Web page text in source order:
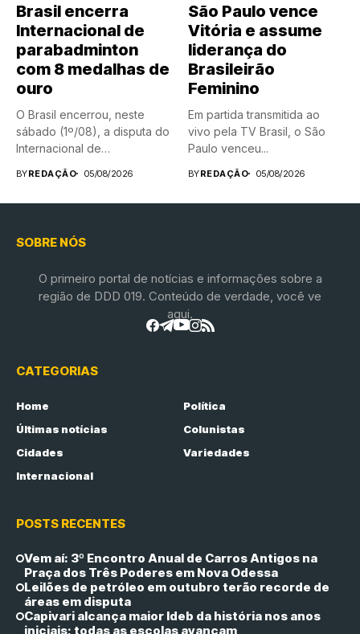
Brasil encerra
Internacional de
parabadminton
com 8 medalhas de
ouro
O Brasil encerrou, neste
sábado (1º/08), a disputa do
Internacional de
BYREDAÇÃO 05/08/2026
São Paulo vence
Vitória e assume
liderança do
Brasileirão
Feminino
Em partida transmitida ao
vivo pela TV Brasil, o São
Paulo venceu...
BYREDAÇÃO 05/08/2026
SOBRE NÓS
O primeiro portal de notícias e informações sobre a
região de DDD 019. Conteúdo de verdade, você ve
aqui.
CATEGORIAS
Home
Política
Últimas notícias
Colunistas
Cidades
Variedades
Internacional
POSTS RECENTES
Vem aí: 3º Encontro Anual de Carros Antigos na
Praça dos Três Poderes em Nova Odessa
Leilões de petróleo em outubro terão recorde de
áreas em disputa
Capivari alcança maior Ideb da história nos anos
iniciais; todas as escolas avançam